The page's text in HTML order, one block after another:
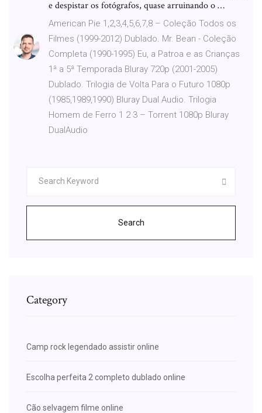
e despistar os fotógrafos, quase arruinando o …
American Pie 1,2,3,4,5,6,7,8 – Coleção Todos os
Filmes (1999-2012) Dublado. Mr. Bean - Coleção
Completa (1990-1995) Eu, a Patroa e as Crianças
1ª a 5ª Temporada Bluray 720p (2001-2005)
Dublado. Trilogia de Volta Para o Futuro 1080p
(1985,1989,1990) Bluray Dual Audio. Trilogia
Homem de Ferro 1 2 3 – Torrent 1080p Bluray
DualAudio
Search
Category
Camp rock legendado assistir online
Escolha perfeita 2 completo dublado online
Cão selvagem filme online